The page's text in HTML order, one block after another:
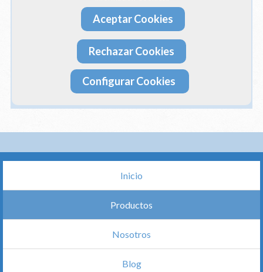
Acepto recibir publicidad (opcional)
Acepto las condiciones y términos legales
Solicitar presupuesto
Inicio
Productos
Nosotros
Blog
Aceptar Cookies
Rechazar Cookies
Configurar Cookies